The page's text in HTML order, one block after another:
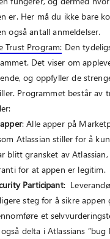
er. Her må du ikke bare
også antall anmeldelser.
Trust Program: Den
Det viser om
og oppfyller de
Programmet består av
: Alle apper på
Atlassian stiller for å
blitt gransket av
for at appen er legitim.
Participant:
steg for å sikre appen
et
delta i Atlassians